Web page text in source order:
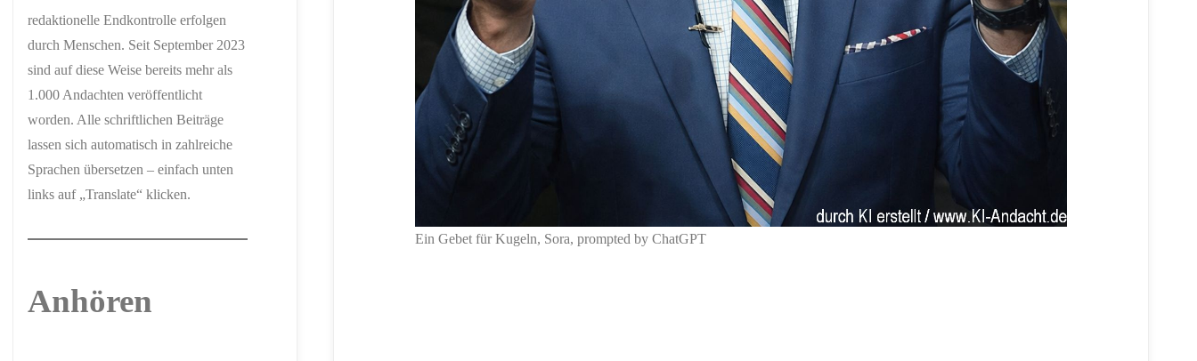
Ein Gebet für Kugeln, Sora, prompted by ChatGPT
redaktionelle Endkontrolle erfolgen
durch Menschen. Seit September 2023
sind auf diese Weise bereits mehr als
1.000 Andachten veröffentlicht
worden. Alle schriftlichen Beiträge
lassen sich automatisch in zahlreiche
Sprachen übersetzen – einfach unten
links auf „Translate“ klicken.
Anhören